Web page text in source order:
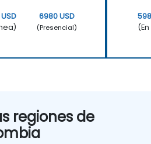
6980 USD
(Presencial)
regiones de